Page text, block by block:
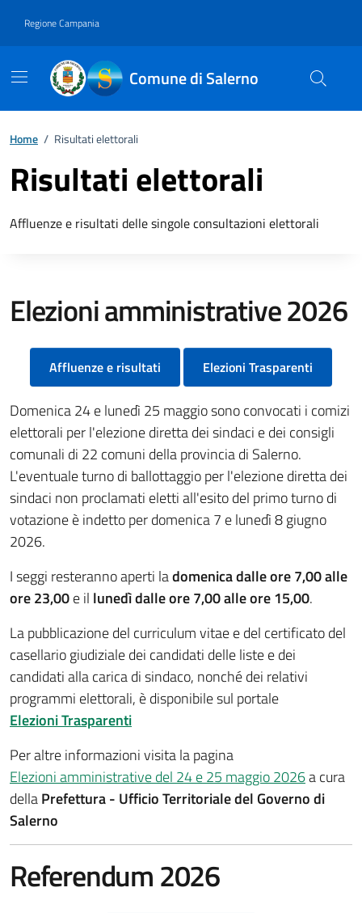
Regione Campania
Comune di Salerno
Home / Risultati elettorali
Risultati elettorali
Descrizione breve
Affluenze e risultati delle singole consultazioni elettorali
Elezioni amministrative 2026
Affluenze e risultati Elezioni Trasparenti
Domenica 24 e lunedì 25 maggio sono convocati i comizi
elettorali per l'elezione diretta dei sindaci e dei consigli
comunali di 22 comuni della provincia di Salerno.
L'eventuale turno di ballottaggio per l'elezione diretta dei
sindaci non proclamati eletti all'esito del primo turno di
votazione è indetto per domenica 7 e lunedì 8 giugno
2026.
I seggi resteranno aperti ladomenica dalle ore 7,00 alle
ore 23,00e il lunedì dalle ore 7,00 alle ore 15,00.
La pubblicazione del curriculum vitae e del certificato del
casellario giudiziale dei candidati delle liste e dei
candidati alla carica di sindaco, nonché dei relativi
programmi elettorali, è disponibile sul portale
Elezioni Trasparenti
Per altre informazioni visita la pagina
Elezioni amministrative del 24 e 25 maggio 2026a cura
dellaPrefettura - Ufficio Territoriale del Governo di
Salerno
Referendum 2026